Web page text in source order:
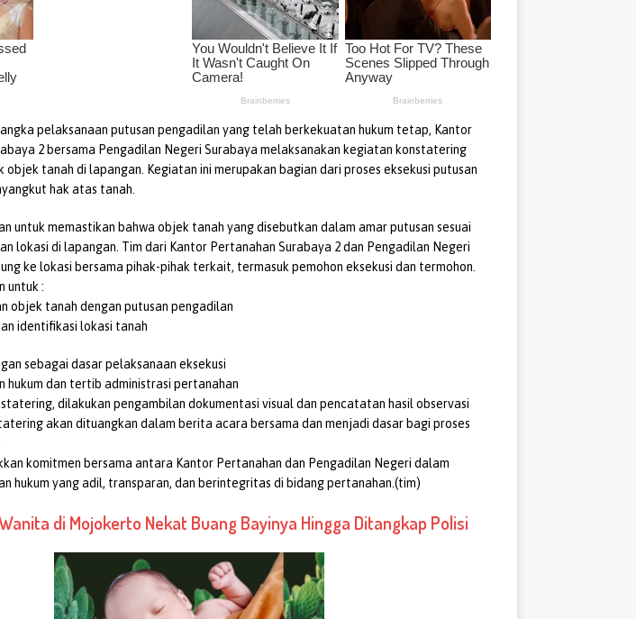
pelaksanaan putusan pengadilan yang telah berkekuatan hukum tetap, Kantor
2 bersama Pengadilan Negeri Surabaya melaksanakan kegiatan konstatering
objek tanah di lapangan. Kegiatan ini merupakan bagian dari proses eksekusi putusan
hak atas tanah.
untuk memastikan bahwa objek tanah yang disebutkan dalam amar putusan sesuai
lokasi di lapangan. Tim dari Kantor Pertanahan Surabaya 2 dan Pengadilan Negeri
ke lokasi bersama pihak-pihak terkait, termasuk pemohon eksekusi dan termohon.
untuk :
objek tanah dengan putusan pengadilan
identifikasi lokasi tanah
sebagai dasar pelaksanaan eksekusi
hukum dan tertib administrasi pertanahan
dilakukan pengambilan dokumentasi visual dan pencatatan hasil observasi
akan dituangkan dalam berita acara bersama dan menjadi dasar bagi proses
komitmen bersama antara Kantor Pertanahan dan Pengadilan Negeri dalam
hukum yang adil, transparan, dan berintegritas di bidang pertanahan.(tim)
Wanita di Mojokerto Nekat Buang Bayinya Hingga Ditangkap Polisi